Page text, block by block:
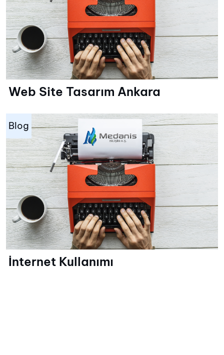
Web Site Tasarım Ankara
Blog
İnternet Kullanımı